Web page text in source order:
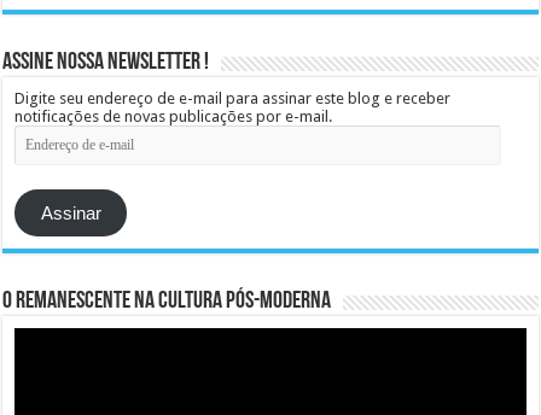
Assine Nossa Newsletter !
Digite seu endereço de e-mail para assinar este blog e receber
notificações de novas publicações por e-mail.
Endereço
de
mail
Assinar
O remanescente na cultura pós-moderna